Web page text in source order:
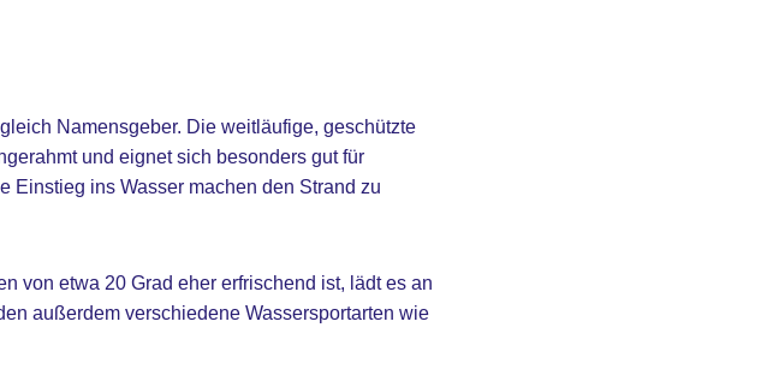
Namensgeber. Die weitläufige, geschützte
und eignet sich besonders gut für
Einstieg ins Wasser machen den Strand zu
von etwa 20 Grad eher erfrischend ist, lädt es an
außerdem verschiedene Wassersportarten wie